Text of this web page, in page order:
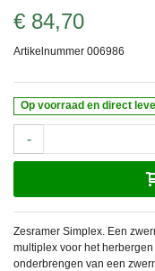
€ 84,70
Artikelnummer 006986
Op voorraad en direct
-
Zesramer Simplex. Een
multiplex voor het
onderbrengen van een